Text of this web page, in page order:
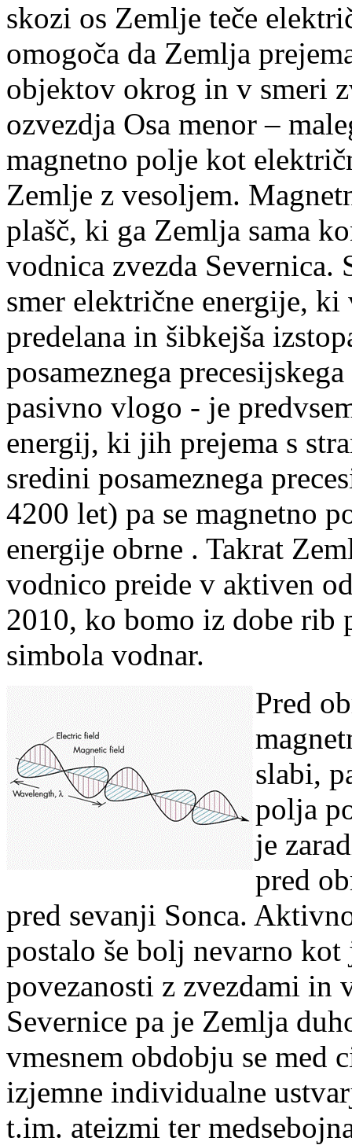
skozi os Zemlje teče elektri
omogoča da Zemlja
objektov okrog in v smeri
ozvezdja Osa menor –
magnetno polje kot električ
Zemlje z vesoljem.
plašč, ki ga Zemlja sama
vodnica zvezda Severnica.
smer električne energije, ki
predelana in šibkejša
posameznega
pasivno vlogo - je
energij, ki jih prejema s
sredini posameznega
4200 let) pa se magnetno
energije obrne . Takrat
vodnico preide v aktiven
2010, ko bomo iz dobe rib
simbola vodnar.
Pred
slabi,
polja
je
pred
pred sevanji Sonca.
postalo še bolj nevarno
povezanosti z zvezdami in
Severnice pa je Zemlja
vmesnem obdobju se
izjemne individualne
t.im. ateizmi ter